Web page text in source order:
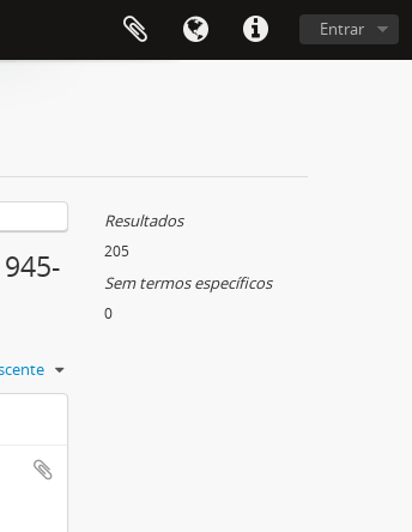
Entrar
Resultados
205
Sem termos específicos
0